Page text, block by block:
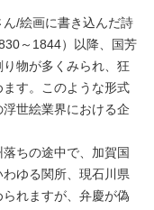
/絵画に書き込んだ詩
～1844）以降、国芳
物が多くみられ、狂
す。このような形式
世絵業界における企
ちの途中で、加賀国
ゆる関所、現石川県
れますが、弁慶が偽